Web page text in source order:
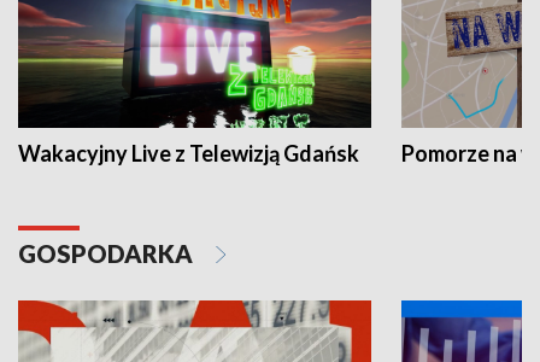
Wakacyjny Live z Telewizją Gdańsk Pomorze na
GOSPODARKA